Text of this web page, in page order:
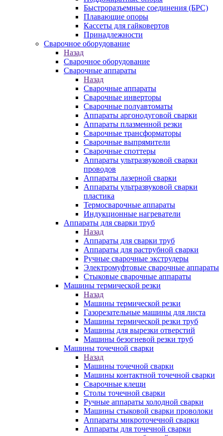
Быстроразъемные соединения (БРС)
Плавающие опоры
Кассеты для гайковертов
Принадлежности
Сварочное оборудование
Назад
Сварочное оборудование
Сварочные аппараты
Назад
Сварочные аппараты
Сварочные инверторы
Сварочные полуавтоматы
Аппараты аргонодуговой сварки
Аппараты плазменной резки
Сварочные трансформаторы
Сварочные выпрямители
Сварочные споттеры
Аппараты ультразвуковой сварки
проводов
Аппараты лазерной сварки
Аппараты ультразвуковой сварки
пластика
Термосварочные аппараты
Индукционные нагреватели
Аппараты для сварки труб
Назад
Аппараты для сварки труб
Аппараты для раструбной сварки
Ручные сварочные экструдеры
Электромуфтовые сварочные аппараты
Стыковые сварочные аппараты
Машины термической резки
Назад
Машины термической резки
Газорезательные машины для листа
Машины термической резки труб
Машины для вырезки отверстий
Машины безогневой резки труб
Машины точечной сварки
Назад
Машины точечной сварки
Машины контактной точечной сварки
Сварочные клещи
Столы точечной сварки
Ручные аппараты холодной сварки
Машины стыковой сварки проволоки
Аппараты микроточечной сварки
Аппараты для точечной сварки